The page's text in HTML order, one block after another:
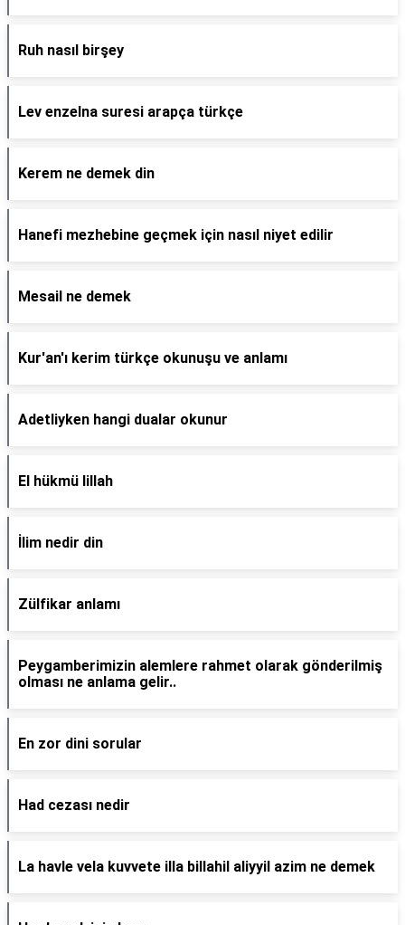
Ruh nasıl birşey
Lev enzelna suresi arapça türkçe
Kerem ne demek din
Hanefi mezhebine geçmek için nasıl niyet edilir
Mesail ne demek
Kur'an'ı kerim türkçe okunuşu ve anlamı
Adetliyken hangi dualar okunur
El hükmü lillah
İlim nedir din
Zülfikar anlamı
Peygamberimizin alemlere rahmet olarak gönderilmiş
olması ne anlama gelir..
En zor dini sorular
Had cezası nedir
La havle vela kuvvete illa billahil aliyyil azim ne demek